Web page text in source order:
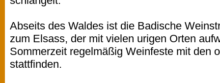
Abseits des Waldes ist die Badische
zum Elsass, der mit vielen urigen Orten
Sommerzeit regelmäßig Weinfeste mit den
stattfinden.